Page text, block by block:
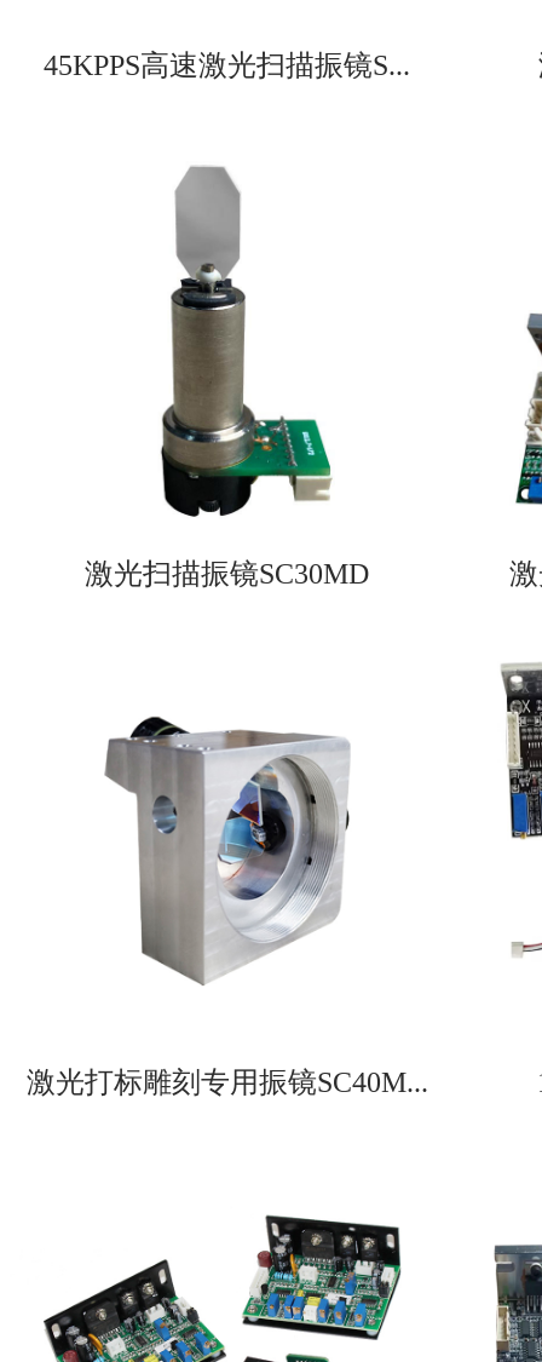
45KPPS高速激光扫描振镜S...
激光扫描振镜SC30MD
激光打标雕刻专用振镜SC40M...